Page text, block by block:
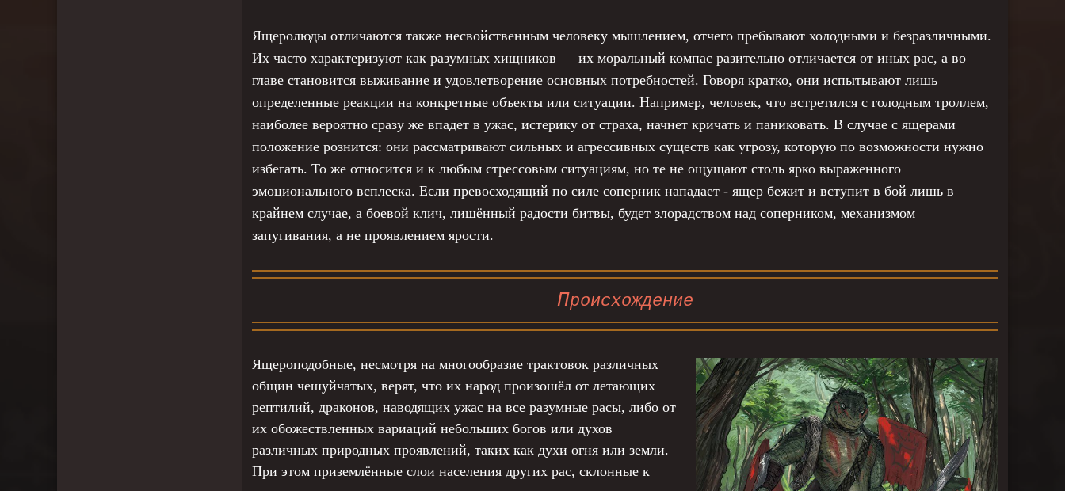
Ящеролюды отличаются также несвойственным человеку мышлением, отчего пребывают холодными и безразличными.
Их часто характеризуют как разумных хищников — их моральный компас разительно отличается от иных рас, а во
главе становится выживание и удовлетворение основных потребностей. Говоря кратко, они испытывают лишь
определенные реакции на конкретные объекты или ситуации. Например, человек, что встретился с голодным троллем,
наиболее вероятно сразу же впадет в ужас, истерику от страха, начнет кричать и паниковать. В случае с ящерами
положение рознится: они рассматривают сильных и агрессивных существ как угрозу, которую по возможности нужно
избегать. То же относится и к любым стрессовым ситуациям, но те не ощущают столь ярко выраженного
эмоционального всплеска. Если превосходящий по силе соперник нападает - ящер бежит и вступит в бой лишь в
крайнем случае, а боевой клич, лишённый радости битвы, будет злорадством над соперником, механизмом
запугивания, а не проявлением ярости.
Происхождение
Ящероподобные, несмотря на многообразие трактовок различных
общин чешуйчатых, верят, что их народ произошёл от летающих
рептилий, драконов, наводящих ужас на все разумные расы, либо от
их обожествленных вариаций небольших богов или духов
различных природных проявлений, таких как духи огня или земли.
При этом приземлённые слои населения других рас, склонные к